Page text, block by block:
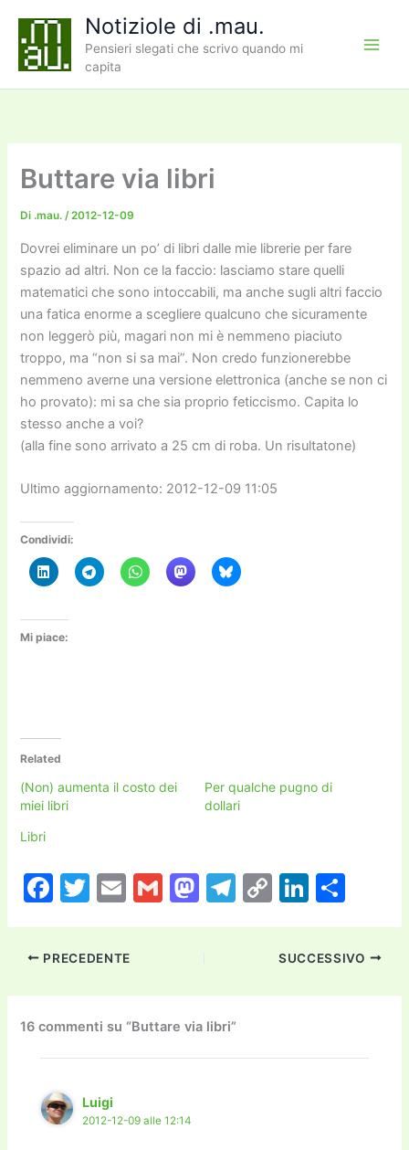
contenuto
Notiziole di .mau.
Pensieri slegati che scrivo quando mi
capita
Buttare via libri
Di .mau./2012-12-09
Dovrei eliminare un po’ di libri dalle mie librerie per fare
spazio ad altri. Non ce la faccio: lasciamo stare quelli
matematici che sono intoccabili, ma anche sugli altri faccio
una fatica enorme a scegliere qualcuno che sicuramente
non leggerò più, magari non mi è nemmeno piaciuto
troppo, ma “non si sa mai”. Non credo funzionerebbe
nemmeno averne una versione elettronica (anche se non ci
ho provato): mi sa che sia proprio feticcismo. Capita lo
stesso anche a voi?
(alla fine sono arrivato a 25 cm di roba. Un risultatone)
Ultimo aggiornamento: 2012-12-09 11:05
Condividi:
Mi piace:
Related
(Non) aumenta il costo dei
miei libri
Per qualche pugno di
dollari
Libri
F
c
e
b
o
o
k
T
itt
er
E
ai
l
G
M
d
o
n
T
a
C
p
y
Li
k
Li
k
e
dI
n
di
vi
PRECEDENTE SUCCESSIVO
16 commenti su “Buttare via libri”
Luigi
2012-12-09 alle 12:14